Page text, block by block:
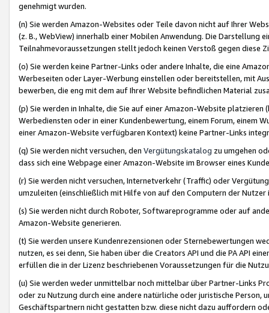
genehmigt wurden.
(n) Sie werden Amazon-Websites oder Teile davon nicht auf Ihrer
(z. B., WebView) innerhalb einer Mobilen Anwendung. Die Darstellung
Teilnahmevoraussetzungen stellt jedoch keinen Verstoß gegen diese
(o) Sie werden keine Partner-Links oder andere Inhalte, die eine
Werbeseiten oder Layer-Werbung einstellen oder bereitstellen, mit
bewerben, die eng mit dem auf Ihrer Website befindlichen Material
(p) Sie werden in Inhalte, die Sie auf einer Amazon-Website
Werbediensten oder in einer Kundenbewertung, einem Forum, einem
einer Amazon-Website verfügbaren Kontext) keine Partner-Links
(q) Sie werden nicht versuchen, den Vergütungskatalog zu umgehen
dass sich eine Webpage einer Amazon-Website im Browser eines
(r) Sie werden nicht versuchen, Internetverkehr (Traffic) oder
umzuleiten (einschließlich mit Hilfe von auf den Computern der
(s) Sie werden nicht durch Roboter, Softwareprogramme oder auf
Amazon-Website generieren.
(t) Sie werden unsere Kundenrezensionen oder Sternebewertungen
nutzen, es sei denn, Sie haben über die Creators API und die PA API
erfüllen die in der Lizenz beschriebenen Voraussetzungen für die
(u) Sie werden weder unmittelbar noch mittelbar über Partner-Links
oder zu Nutzung durch eine andere natürliche oder juristische
Geschäftspartnern nicht gestatten bzw. diese nicht dazu auffordern